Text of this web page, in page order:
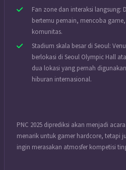
Fan zone dan interaksi langsung:
bertemu pemain, mencoba
komunitas.
Stadium skala besar di Seoul:
berlokasi di Seoul Olympic Hall
dua lokasi yang pernah
hiburan internasional.
PNC 2025 diprediksi akan menjadi
menarik untuk gamer hardcore, tetapi
ingin merasakan atmosfer kompetisi